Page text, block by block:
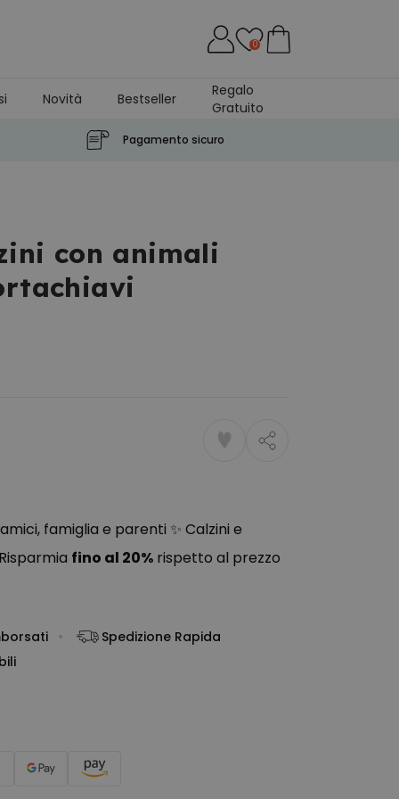
0
Novità Bestseller
Regalo
Gratuito
Pagamento sicuro
con animali
famiglia e parenti ✨ Calzini e
fino al 20% rispetto al prezzo
Spedizione Rapida